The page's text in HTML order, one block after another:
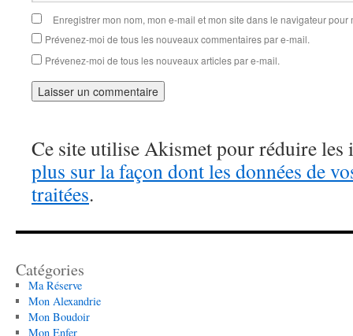
Enregistrer mon nom, mon e-mail et mon site dans le navigateur
Prévenez-moi de tous les nouveaux commentaires par e-mail.
Prévenez-moi de tous les nouveaux articles par e-mail.
Ce site utilise Akismet pour réduire les
plus sur la façon dont les données de
traitées.
Catégories
Ma Réserve
Mon Alexandrie
Mon Boudoir
Mon Enfer